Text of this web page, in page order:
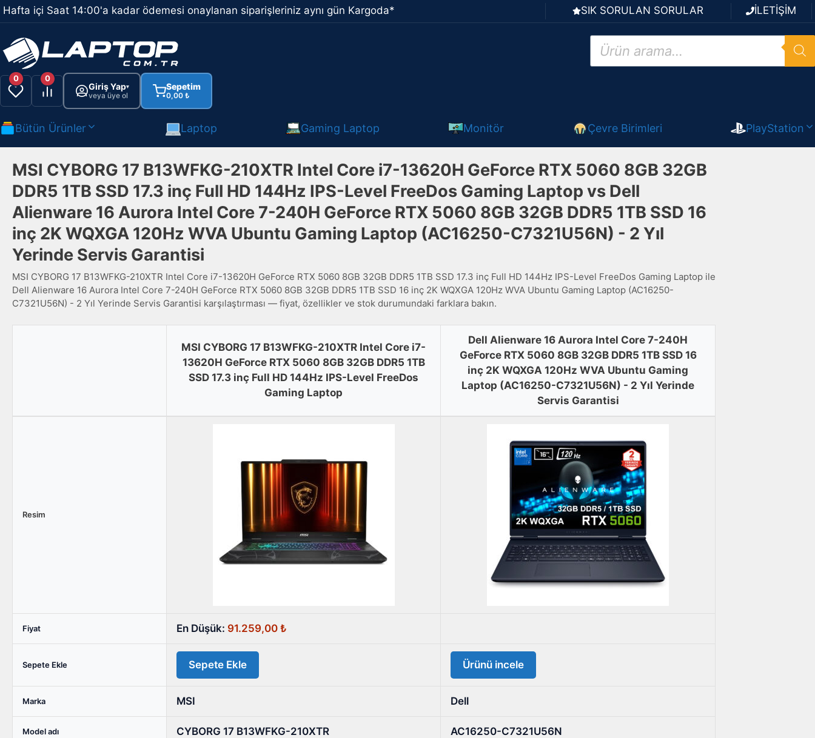
İçeriğe
atla
Hafta içi Saat 14:00'a kadar ödemesi onaylanan siparişleriniz aynı gün Kargoda* SIK SORULAN SORULAR İLETİŞİM
Products
search
0 0
Giriş Yap▾
veya üye ol
Sepetim
0,00 ₺
Bütün Ürünler Laptop Gaming Laptop Monitör Çevre Birimleri PlayStation
MSI CYBORG 17 B13WFKG-210XTR Intel Core i7-13620H GeForce RTX 5060 8GB 32GB
DDR5 1TB SSD 17.3 inç Full HD 144Hz IPS-Level FreeDos Gaming Laptop vs Dell
Alienware 16 Aurora Intel Core 7-240H GeForce RTX 5060 8GB 32GB DDR5 1TB SSD 16
inç 2K WQXGA 120Hz WVA Ubuntu Gaming Laptop (AC16250-C7321U56N) - 2 Yıl
Yerinde Servis Garantisi
MSI CYBORG 17 B13WFKG-210XTR Intel Core i7-13620H GeForce RTX 5060 8GB 32GB DDR5 1TB SSD 17.3 inç Full HD 144Hz IPS-Level FreeDos Gaming Laptop ile
Dell Alienware 16 Aurora Intel Core 7-240H GeForce RTX 5060 8GB 32GB DDR5 1TB SSD 16 inç 2K WQXGA 120Hz WVA Ubuntu Gaming Laptop (AC16250-
C7321U56N) - 2 Yıl Yerinde Servis Garantisi karşılaştırması — fiyat, özellikler ve stok durumundaki farklara bakın.
Core
DDR5
SSD
inç
HD
MSI CYBORG 17 B13WFKG-210XTR Intel Core i7-
13620H GeForce RTX 5060 8GB 32GB DDR5 1TB
SSD 17.3 inç Full HD 144Hz IPS-Level FreeDos
Gaming Laptop
Dell Alienware 16 Aurora Intel Core 7-240H
GeForce RTX 5060 8GB 32GB DDR5 1TB SSD 16
inç 2K WQXGA 120Hz WVA Ubuntu Gaming
Laptop (AC16250-C7321U56N) - 2 Yıl Yerinde
Servis Garantisi
Resim
Fiyat En Düşük: 91.259,00 ₺
Sepete Ekle Sepete Ekle Ürünü incele
Marka MSI Dell
Model adı CYBORG 17 B13WFKG-210XTR AC16250-C7321U56N